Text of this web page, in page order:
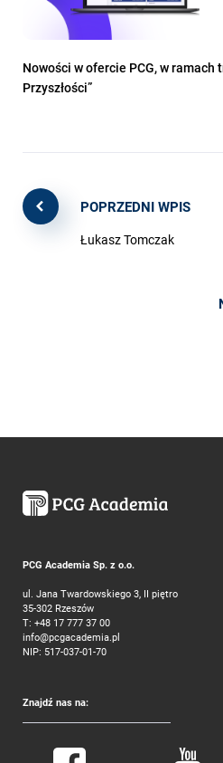
Nowości w ofercie PCG, w
Przyszłości”
POPRZEDNI WPIS
Łukasz Tomczak
PCG Academia Sp. z o.o.
ul. Jana Twardowskiego 3, II piętro
35-302 Rzeszów
T: +48 17 777 37 00
info@pcgacademia.pl
NIP: 517-037-01-70
Znajdź nas na: